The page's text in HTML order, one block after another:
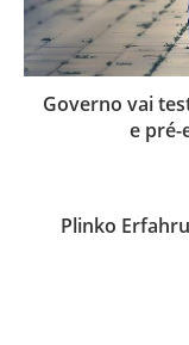
Governo vai
e pré-
Plinko